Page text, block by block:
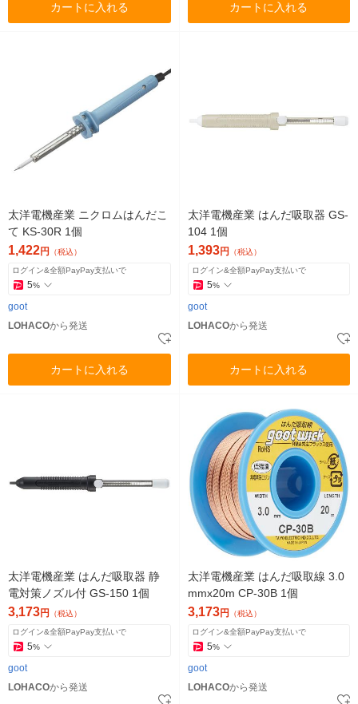
カートに入れる カートに入れる
太洋電機産業 ニクロムはんだこ
て KS-30R 1個
1,422円 （税込）
ログイン&全額PayPay支払いで
5%
goot
LOHACOから発送
カートに入れる
太洋電機産業 はんだ吸取器 GS-
104 1個
1,393円 （税込）
ログイン&全額PayPay支払いで
5%
goot
LOHACOから発送
カートに入れる
太洋電機産業 はんだ吸取器 静
電対策ノズル付 GS-150 1個
3,173円 （税込）
ログイン&全額PayPay支払いで
5%
goot
LOHACOから発送
太洋電機産業 はんだ吸取線 3.0
mmx20m CP-30B 1個
3,173円 （税込）
ログイン&全額PayPay支払いで
5%
goot
LOHACOから発送